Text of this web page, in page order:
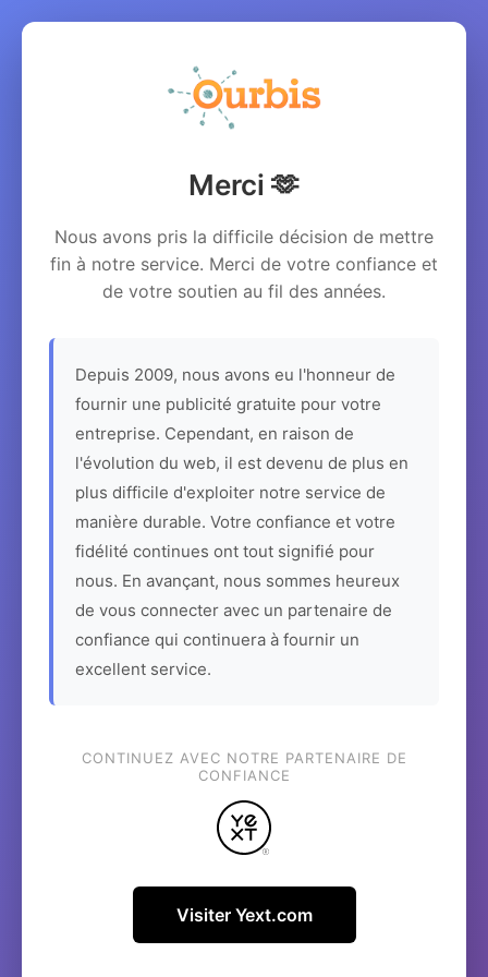
Merci 🫶
Nous avons pris la difficile décision de mettre
fin à notre service. Merci de votre confiance et
de votre soutien au fil des années.
Depuis 2009, nous avons eu l'honneur de
fournir une publicité gratuite pour votre
entreprise. Cependant, en raison de
l'évolution du web, il est devenu de plus en
plus difficile d'exploiter notre service de
manière durable. Votre confiance et votre
fidélité continues ont tout signifié pour
nous. En avançant, nous sommes heureux
de vous connecter avec un partenaire de
confiance qui continuera à fournir un
excellent service.
CONTINUEZ AVEC NOTRE PARTENAIRE DE
CONFIANCE
Visiter Yext.com